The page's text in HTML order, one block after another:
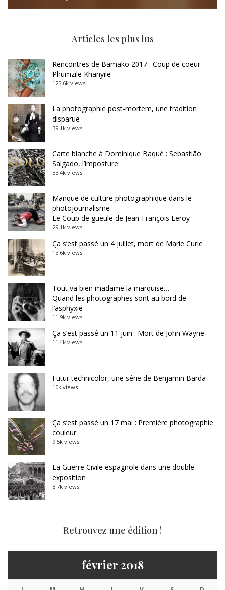
Articles les plus lus
Rencontres de Bamako 2017 : Coup de coeur –
Phumzile Khanyile
125.6k views
La photographie post-mortem, une tradition
disparue
39.1k views
Carte blanche à Dominique Baqué : Sebastião
Salgado, l’imposture
33.4k views
Manque de culture photographique dans le
photojournalisme
Le Coup de gueule de Jean-François Leroy
29.1k views
Ça s’est passé un 4 juillet, mort de Marie Curie
13.6k views
Tout va bien madame la marquise…
Quand les photographes sont au bord de
l’asphyxie
11.9k views
Ça s’est passé un 11 juin : Mort de John Wayne
11.4k views
Futur technicolor, une série de Benjamin Barda
10k views
Ça s’est passé un 17 mai : Première photographie
couleur
9.5k views
La Guerre Civile espagnole dans une double
exposition
8.7k views
Retrouvez une édition !
février 2018